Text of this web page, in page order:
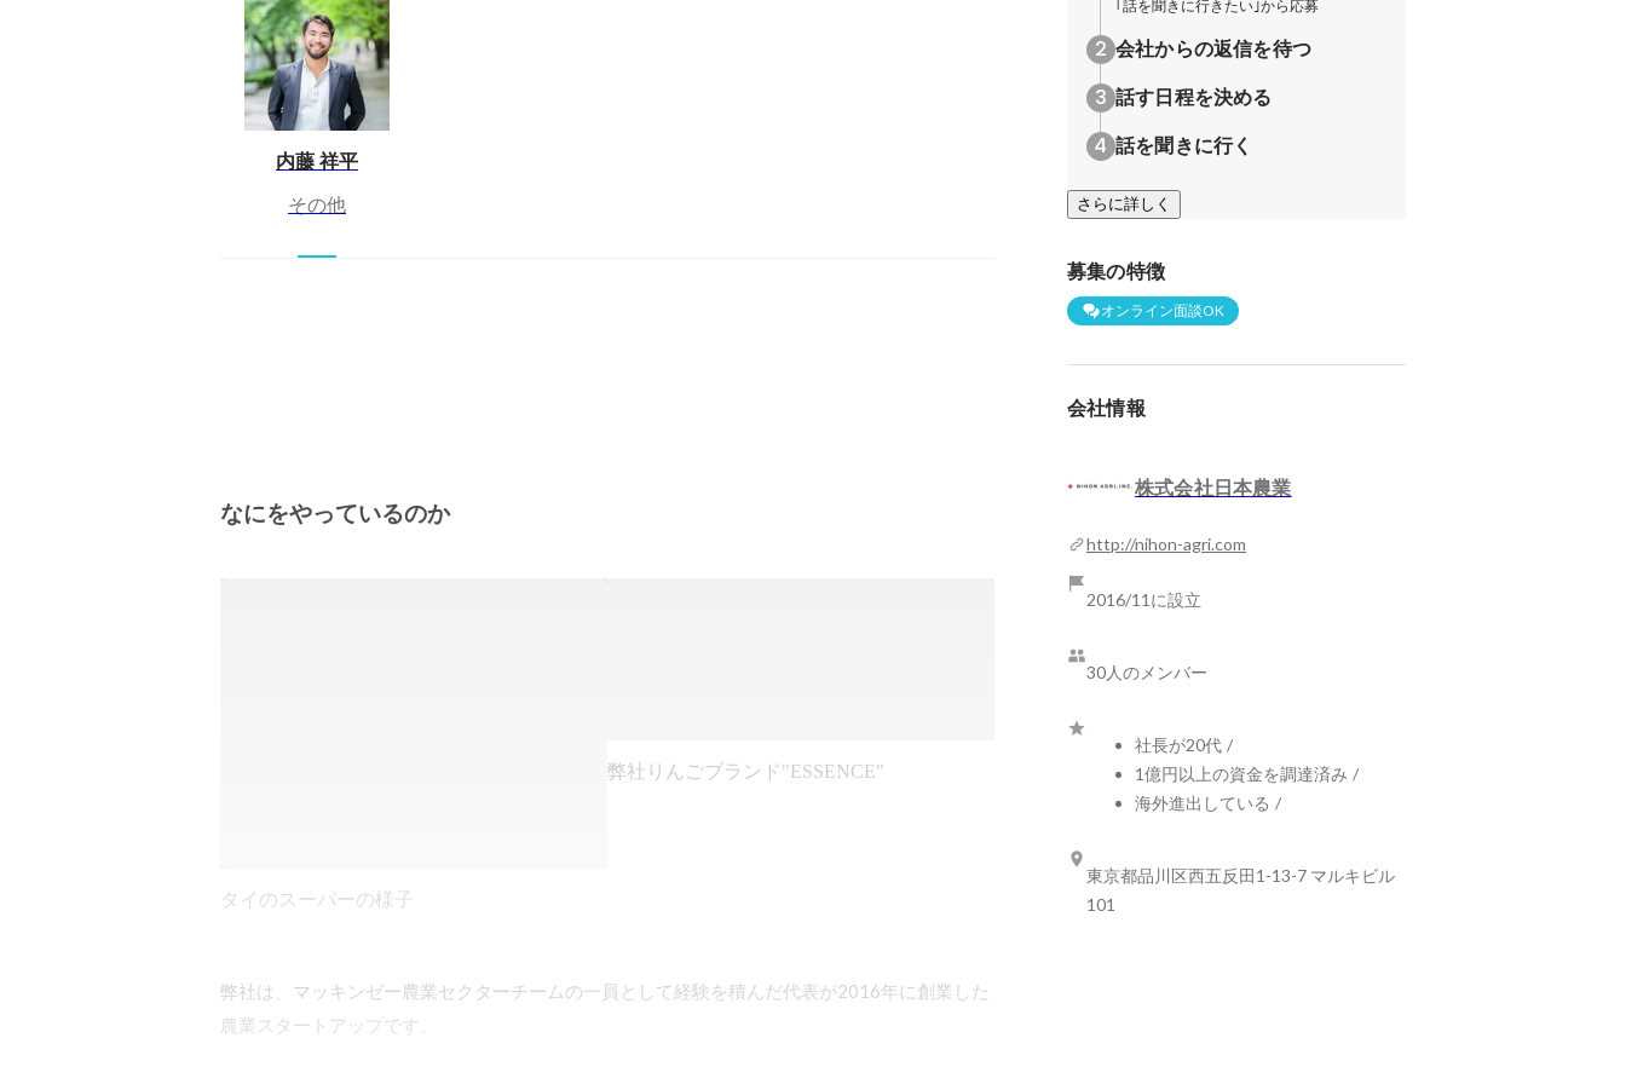
内藤 祥平
その他
なにをやっているのか
タイのスーパーの様子
弊社りんごブランド"ESSENCE"
弊社は、マッキンゼー農業セクターチームの一員として経験を積んだ代表が2016年に創業した
農業スタートアップです。
｢話を聞きに行きたい｣から応募
会社からの返信を待つ
話す日程を決める
話を聞きに行く
さらに詳しく
募集の特徴
オンライン面談OK
会社情報
株式会社日本農業
http://nihon-agri.com
2016/11に設立
30人のメンバー
社長が20代 /
1億円以上の資金を調達済み /
海外進出している /
東京都品川区西五反田1-13-7 マルキビル
101